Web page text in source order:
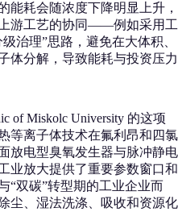
能耗会随浓度下降明显上升，
游工艺的协同——例如采用工
治理”思路，避免在大体积、
体分解，导致能耗与投资压力
of Miskolc University 的这项
等离子体技术在氟利昂和四氯
放电型臭氧发生器与脉冲静电
业放大提供了重要参数窗口和
“双碳”转型期的工业企业而
尘、湿法洗涤、吸收和资源化